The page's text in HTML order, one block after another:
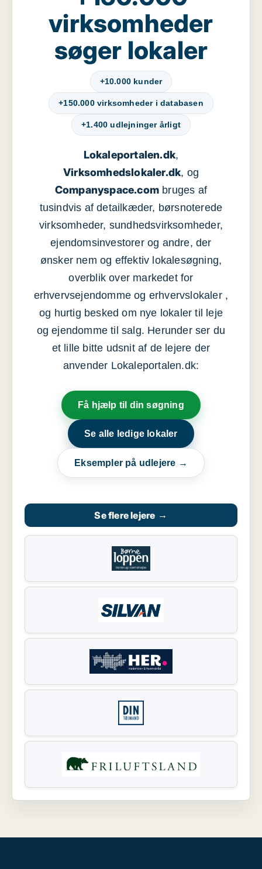
virksomheder
søger lokaler
+10.000 kunder
+150.000 virksomheder i databasen
+1.400 udlejninger årligt
Lokaleportalen.dk,
Virksomhedslokaler.dk, og
Companyspace.com bruges af
tusindvis af detailkæder, børsnoterede
virksomheder, sundhedsvirksomheder,
ejendomsinvestorer og andre, der
ønsker nem og effektiv lokalesøgning,
overblik over markedet for
erhvervsejendomme og erhvervslokaler ,
og hurtig besked om nye lokaler til leje
og ejendomme til salg. Herunder ser du
et lille bitte udsnit af de lejere der
anvender Lokaleportalen.dk:
Få hjælp til din søgning
Se alle ledige lokaler
Eksempler på udlejere →
Se flere lejere →